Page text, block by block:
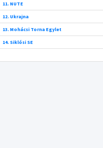
11. NUTE
12. Ukrajna
13. Mohácsi Torna Egylet
14. Siklósi SE